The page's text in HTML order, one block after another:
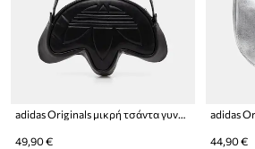
adidas Originals μικρή τσάντα γυναικεία από απομίμηση δέρματος Trefoil
49,90 € 44,90 €